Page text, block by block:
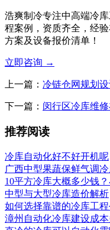
浩爽制冷专注中高端冷
程案例，资质齐全，经
方案及设备报价清单！
立即咨询 →
上一篇： 冷链仓网规划
下一篇： 闵行区冷库维修
推荐阅读
冷库自动化好不好开机呢
广西中型果蔬保鲜气调
10平方冷库大概多少钱
中型与大型冷库造价解析
如何选择靠谱的冷库工程
漳州自动化冷库建设成本